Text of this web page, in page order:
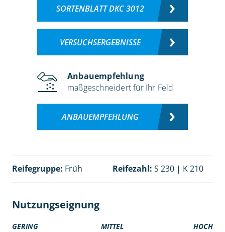
SORTENBLATT DKC 3012
VERSUCHSERGEBNISSE
Anbauempfehlung
maßgeschneidert für Ihr Feld
ANBAUEMPFEHLUNG
Reifegruppe: Früh Reifezahl: S 230 | K 210
Nutzungseignung
GERING MITTEL HOCH